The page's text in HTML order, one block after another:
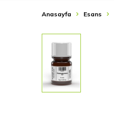
Anasayfa Esans